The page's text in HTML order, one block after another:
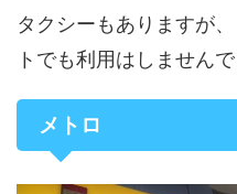
タクシーもありますが
トでも利用はしませんで
メトロ